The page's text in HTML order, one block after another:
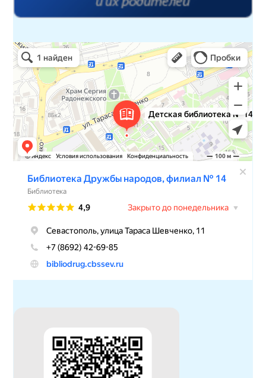
Детская библиотека № 14 Дружбы народов
Библиотека в Севастополе